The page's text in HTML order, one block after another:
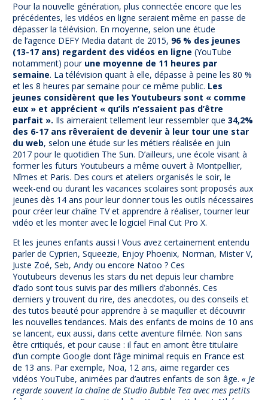
Pour la nouvelle génération, plus connectée encore que les
précédentes, les vidéos en ligne seraient même en passe de
dépasser la télévision. En moyenne, selon une étude
de l’agence DEFY Media datant de 2015, 96 % des jeunes
(13-17 ans) regardent des vidéos en ligne (YouTube
notamment) pour une moyenne de 11 heures par
semaine. La télévision quant à elle, dépasse à peine les 80 %
et les 8 heures par semaine pour ce même public. Les
jeunes considèrent que les Youtubeurs sont « comme
eux » et apprécient « qu’ils n’essaient pas d’être
parfait ». Ils aimeraient tellement leur ressembler que 34,2%
des 6-17 ans rêveraient de devenir à leur tour une star
du web, selon une étude sur les métiers réalisée en juin
2017 pour le quotidien The Sun. D’ailleurs, une école visant à
former les futurs Youtubeurs a même ouvert à Montpellier,
Nîmes et Paris. Des cours et ateliers organisés le soir, le
week-end ou durant les vacances scolaires sont proposés aux
jeunes dès 14 ans pour leur donner tous les outils nécessaires
pour créer leur chaîne TV et apprendre à réaliser, tourner leur
vidéo et les monter avec le logiciel Final Cut Pro X.
Et les jeunes enfants aussi ! Vous avez certainement entendu
parler de Cyprien, Squeezie, Enjoy Phoenix, Norman, Mister V,
Juste Zoé, Seb, Andy ou encore Natoo ? Ces
Youtubeurs devenus les stars du net depuis leur chambre
d’ado sont tous suivis par des milliers d’abonnés. Ces
derniers y trouvent du rire, des anecdotes, ou des conseils et
des tutos beauté pour apprendre à se maquiller et découvrir
les nouvelles tendances. Mais des enfants de moins de 10 ans
se lancent, eux aussi, dans cette aventure filmée. Non sans
être critiqués, et pour cause : il faut en amont être titulaire
d’un compte Google dont l’âge minimal requis en France est
de 13 ans. Par exemple, Noa, 12 ans, aime regarder ces
vidéos YouTube, animées par d’autres enfants de son âge. « Je
regarde souvent la chaîne de Studio Bubble Tea avec mes petits